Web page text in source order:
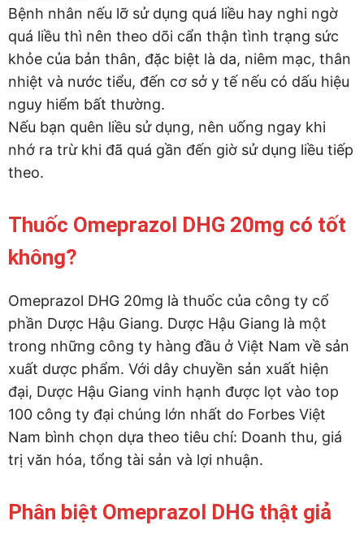
Bệnh nhân nếu lỡ sử dụng quá liều hay nghi ngờ
quá liều thì nên theo dõi cẩn thận tình trạng sức
khỏe của bản thân, đặc biệt là da, niêm mạc, thân
nhiệt và nước tiểu, đến cơ sở y tế nếu có dấu hiệu
nguy hiểm bất thường.
Nếu bạn quên liều sử dụng, nên uống ngay khi
nhớ ra trừ khi đã quá gần đến giờ sử dụng liều tiếp
theo.
Thuốc Omeprazol DHG 20mg có tốt
không?
Omeprazol DHG 20mg là thuốc của công ty cổ
phần Dược Hậu Giang. Dược Hậu Giang là một
trong những công ty hàng đầu ở Việt Nam về sản
xuất dược phẩm. Với dây chuyền sản xuất hiện
đại, Dược Hậu Giang vinh hạnh được lọt vào top
100 công ty đại chúng lớn nhất do Forbes Việt
Nam bình chọn dựa theo tiêu chí: Doanh thu, giá
trị văn hóa, tổng tài sản và lợi nhuận.
Phân biệt Omeprazol DHG thật giả